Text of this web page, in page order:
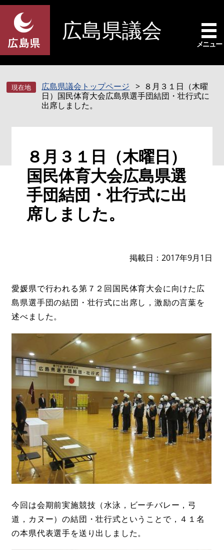
ペ
先
頭
す
メ
を
飛
し
広島県議会
メニュー
広島県議会トップページ
８月３１日（木曜
日）国民体育大会広島県選手団結団・壮行式に
出席しました。
８月３１日（木曜日）
国民体育大会広島県選
手団結団・壮行式に出
席しました。
掲載日 2017年9月1日
愛媛県で行われる第７２回国民体育大会に向けた広
島県選手団の結団・壮行式に出席し，激励の言葉を
述べました。
今回は会期前実施競技（水泳，ビーチバレー，弓
道，カヌー）の結団・壮行式ということで，４１名
の本県代表選手を送り出しました。